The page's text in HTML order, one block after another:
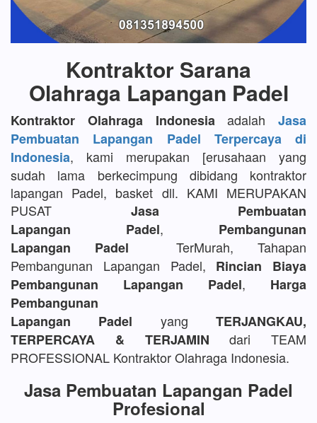
Kontraktor Sarana
Olahraga Lapangan Padel
Kontraktor Olahraga Indonesia adalah Jasa
Pembuatan Lapangan Padel Terpercaya di
Indonesia, kami merupakan [erusahaan yang
sudah lama berkecimpung dibidang kontraktor
lapangan Padel, basket dll. KAMI MERUPAKAN
PUSAT Jasa Pembuatan
Lapangan Padel, Pembangunan
Lapangan Padel TerMurah, Tahapan
Pembangunan Lapangan Padel, Rincian Biaya
Pembangunan Lapangan Padel, Harga
Pembangunan
Lapangan Padel yangTERJANGKAU,
TERPERCAYA & TERJAMIN dari TEAM
PROFESSIONAL Kontraktor Olahraga Indonesia.
Jasa Pembuatan Lapangan Padel
Profesional